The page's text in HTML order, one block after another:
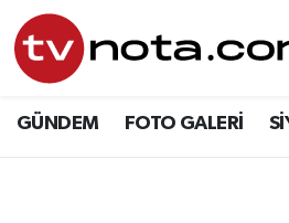
GÜNDEM FOTO GALERİ
GÜNDEM
Hava Durumu